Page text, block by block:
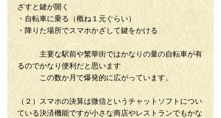
ざすと鍵が開く
・自転車に乗る（概ね１元ぐらい）
・降りた場所でスマホかざして鍵をかける
主要な駅前や繁華街ではかなりの量の自転車が有
るのでかなり便利だと思います
この数か月で爆発的に広がっています。
（２）スマホの決算は微信というチャットソフトについ
ている決済機能ですが小さな商店やレストランでもかな